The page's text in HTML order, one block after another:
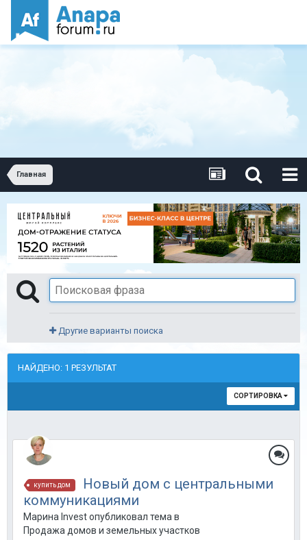
Главная
Другие варианты поиска
НАЙДЕНО: 1 РЕЗУЛЬТАТ
СОРТИРОВКА
купить дом
Новый дом с центральными
коммуникациями
Марина Invest опубликовал тема в
Продажа домов и земельных участков